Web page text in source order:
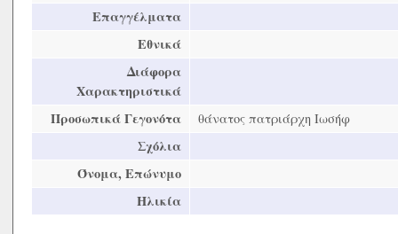
Επαγγέλματα
Εθνικά
Διάφορα
Χαρακτηριστικά
Προσωπικά Γεγονότα
θάνατος πατριάρχη Ιωσήφ
Σχόλια
Όνομα, Επώνυμο
Ηλικία